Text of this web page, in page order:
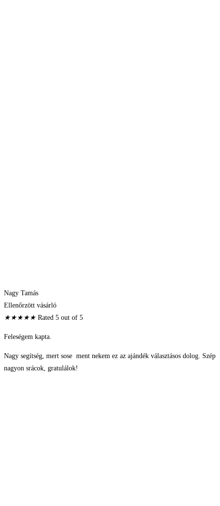
Nagy Tamás
Ellenőrzött vásárló
★★★★★ Rated 5 out of 5
Feleségem kapta.
Nagy segítség, mert sose ment nekem ez az ajándék választásos dolog. Szép
nagyon srácok, gratulálok!